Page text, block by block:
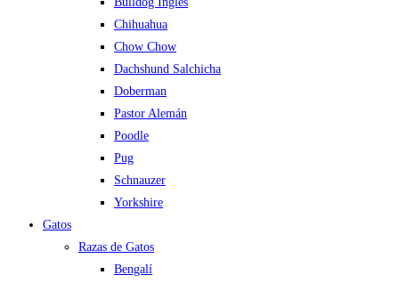
Chihuahua
Chow Chow
Dachshund Salchicha
Doberman
Pastor Alemán
Poodle
Pug
Schnauzer
Yorkshire
Gatos
Razas de Gatos
Bengalí